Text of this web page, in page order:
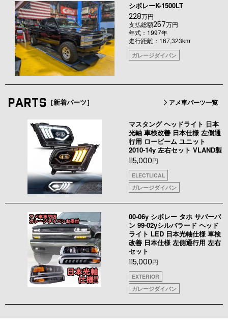
シボレーK-1500LT
228万円
支払総額257万円
年式：1997年
走行距離：167,323km
ガレージダイバン
PARTS ［新着パーツ］ アメ車パーツ一覧
マスタング ヘッドライト 日本
光軸 車検改善 日本仕様 左側通
行用 ロービーム ユニット
2010-14y 左右セット VLAND製
115,000円
ELECTLICAL
ガレージダイバン
00-06y シボレー タホ サバーバ
ン 99-02yシルバラード ヘッド
ライト LED 日本光軸仕様 車検
改善 日本仕様 左側通行用 左右
セット
115,000円
EXTERIOR
ガレージダイバン